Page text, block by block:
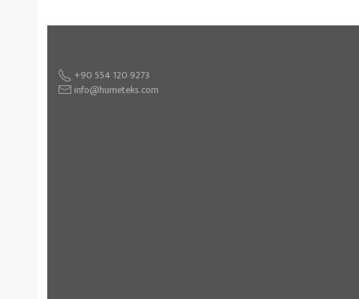
+90 554 120 9273
info@humeteks.com